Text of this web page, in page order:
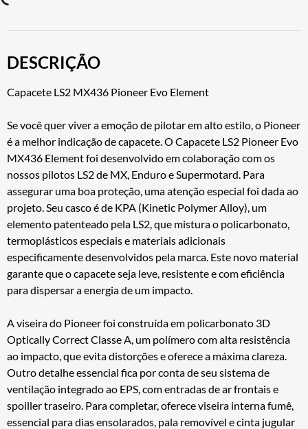
DESCRIÇÃO
Capacete LS2 MX436 Pioneer Evo Element
Se você quer viver a emoção de pilotar em alto estilo, o Pioneer
é a melhor indicação de capacete. O Capacete LS2 Pioneer Evo
MX436 Element foi desenvolvido em colaboração com os
nossos pilotos LS2 de MX, Enduro e Supermotard. Para
assegurar uma boa proteção, uma atenção especial foi dada ao
projeto. Seu casco é de KPA (Kinetic Polymer Alloy), um
elemento patenteado pela LS2, que mistura o policarbonato,
termoplásticos especiais e materiais adicionais
especificamente desenvolvidos pela marca. Este novo material
garante que o capacete seja leve, resistente e com eficiência
para dispersar a energia de um impacto.
A viseira do Pioneer foi construída em policarbonato 3D
Optically Correct Classe A, um polímero com alta resistência
ao impacto, que evita distorções e oferece a máxima clareza.
Outro detalhe essencial fica por conta de seu sistema de
ventilação integrado ao EPS, com entradas de ar frontais e
spoiller traseiro. Para completar, oferece viseira interna fumê,
essencial para dias ensolarados, pala removível e cinta jugular